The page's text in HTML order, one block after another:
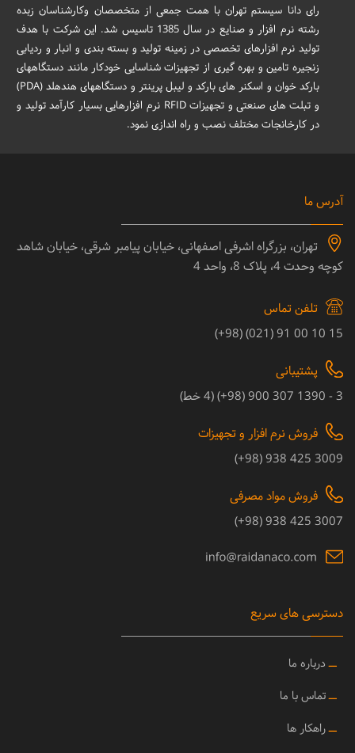
رای دانا سیستم تهران با همت جمعی از متخصصان وکارشناسان زبده
رشته نرم افزار و صنایع در سال 1385 تاسیس شد. این شرکت با هدف
تولید نرم افزارهای تخصصی در زمینه تولید و بسته بندی و انبار و ردیابی
زنجیره تامین و بهره گیری از تجهیزات شناسایی خودکار مانند دستگاههای
بارکد خوان و اسکنر های بارکد و لیبل پرینتر و دستگاههای هندهلد (PDA)
و تبلت های صنعتی و تجهیزات RFID نرم افزارهایی بسیار کارآمد تولید و
در کارخانجات مختلف نصب و راه اندازی نمود.
آدرس ما
تهران، بزرگراه اشرفی اصفهانی، خیابان پیامبر شرقی، خیابان شاهد
کوچه وحدت 4، پلاک 8، واحد 4
تلفن تماس
15 10 00 91 (021) (98+)
پشتیبانی
3 - 1390 307 900 (98+) (4 خط)
فروش نرم افزار و تجهیزات
3009 425 938 (98+)
فروش مواد مصرفی
3007 425 938 (98+)
دسترسی های سریع
ــ درباره ما
ــتماس با ما
ــراهکار ها